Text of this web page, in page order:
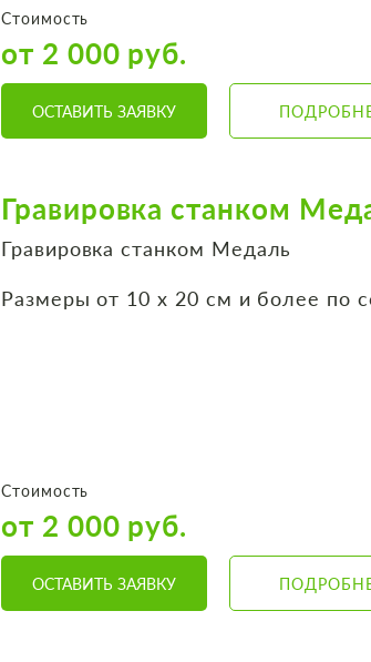
Стоимость
от 2 000 руб.
ОСТАВИТЬ ЗАЯВКУ
Гравировка станком
Гравировка станком Медаль
Размеры от 10 х 20 см и более по
Стоимость
от 2 000 руб.
ОСТАВИТЬ ЗАЯВКУ